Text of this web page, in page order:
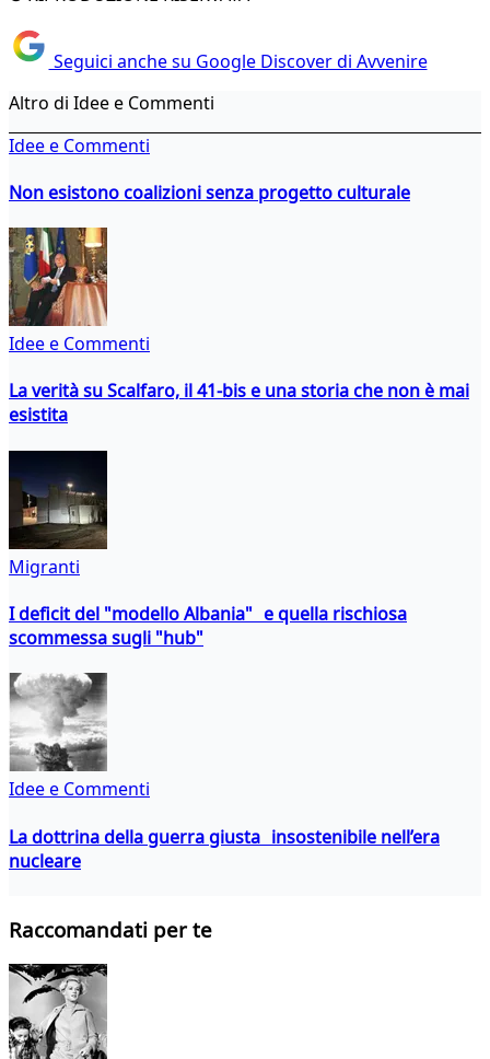
Seguici anche su Google Discover di Avvenire
Altro di Idee e Commenti
Idee e Commenti
Non esistono coalizioni senza progetto culturale
Idee e Commenti
La verità su Scalfaro, il 41-bis e una storia che non è mai
esistita
Migranti
I deficit del "modello Albania" e quella rischiosa
scommessa sugli "hub"
Idee e Commenti
La dottrina della guerra giusta insostenibile nell’era
nucleare
Raccomandati per te